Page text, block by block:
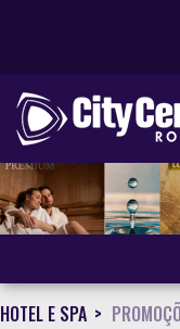
HOTEL E SPA